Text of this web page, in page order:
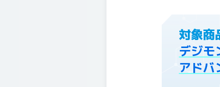
対象商
デジモ
アドバ